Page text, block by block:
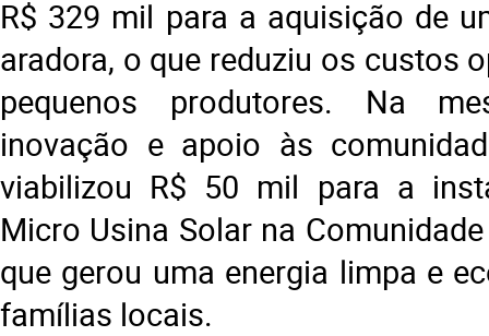
R$ 329 mil para a aquisição de
aradora, o que reduziu os custos
pequenos produtores. Na
inovação e apoio às
viabilizou R$ 50 mil para a
Micro Usina Solar na
que gerou uma energia limpa e
famílias locais.